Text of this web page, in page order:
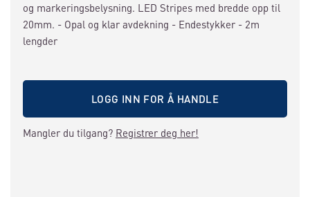
og markeringsbelysning. LED Stripes med bredde opp til
20mm. - Opal og klar avdekning - Endestykker - 2m
lengder
LOGG INN FOR Å HANDLE
Mangler du tilgang? Registrer deg her!